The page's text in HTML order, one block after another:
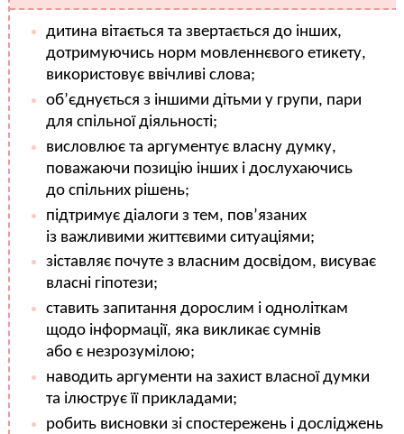
дитина вітається та звертається до інших,
дотримуючись норм мовленнєвого етикету,
використовує ввічливі слова;
об’єднується з іншими дітьми у групи, пари
для спільної діяльності;
висловлює та аргументує власну думку,
поважаючи позицію інших і дослухаючись
до спільних рішень;
підтримує діалоги з тем, пов’язаних
із важливими життєвими ситуаціями;
зіставляє почуте з власним досвідом, висуває
власні гіпотези;
ставить запитання дорослим і одноліткам
щодо інформації, яка викликає сумнів
або є незрозумілою;
наводить аргументи на захист власної думки
та ілюструє її прикладами;
робить висновки зі спостережень і досліджень